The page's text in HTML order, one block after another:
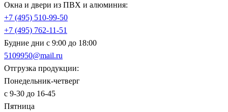
Окна и двери из ПВХ и алюминия:
+7 (495) 510-99-50
+7 (495) 762-11-51
Будние дни с 9:00 до 18:00
5109950@mail.ru
Отгрузка продукции:
Понедельник-четверг
с 9-30 до 16-45
Пятница